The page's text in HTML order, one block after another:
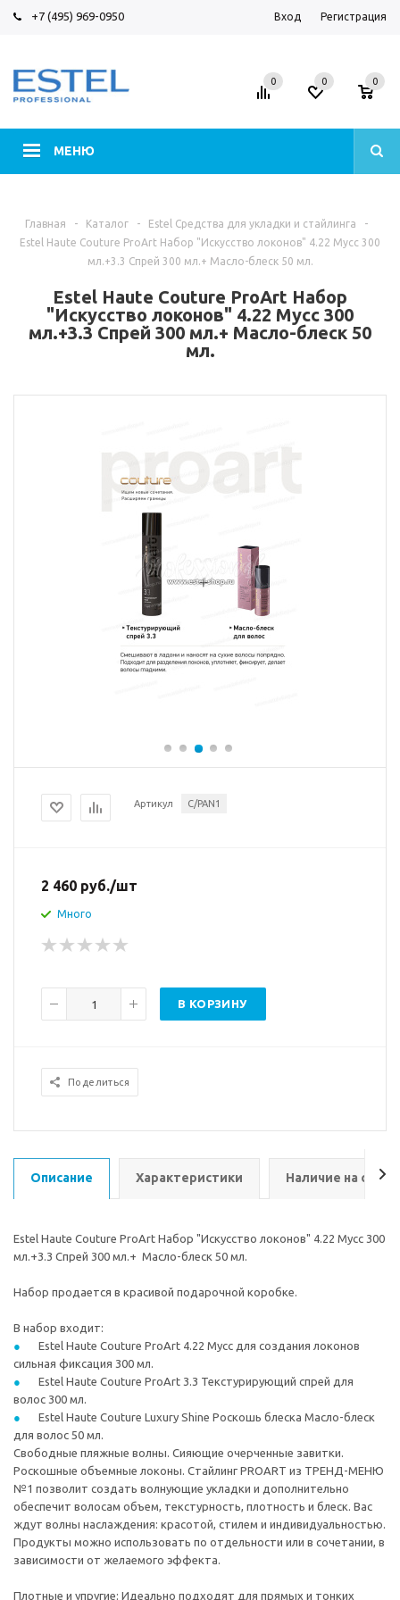
+7 (495) 969-0950 Вход Регистрация
МЕНЮ
0 0 0
Главная - Каталог - Estel Средства для укладки и стайлинга
-
Estel Haute Couture ProArt Набор "Искусство локонов" 4.22 Мусс 300
мл.+3.3 Спрей 300 мл.+ Масло-блеск 50 мл.
Estel Haute Couture ProArt Набор
"Искусство локонов" 4.22 Мусс 300
мл.+3.3 Спрей 300 мл.+ Масло-блеск 50
мл.
Артикул C/PAN1
2 460 руб./шт
Много
В КОРЗИНУ
Поделиться
Описание Характеристики Наличие на
Estel Haute Couture ProArt Набор "Искусство локонов" 4.22 Мусс 300
мл.+3.3 Спрей 300 мл.+ Масло-блеск 50 мл.
Набор продается в красивой подарочной коробке.
В набор входит:
Estel Haute Couture ProArt 4.22 Мусс для создания локонов
сильная фиксация 300 мл.
Estel Haute Couture ProArt 3.3 Текстурирующий спрей для
волос 300 мл.
Estel Haute Couture Luxury Shine Роскошь блеска Масло-блеск
для волос 50 мл.
Свободные пляжные волны. Сияющие очерченные завитки.
Роскошные объемные локоны. Стайлинг PROART из ТРЕНД-МЕНЮ
№1 позволит создать волнующие укладки и дополнительно
обеспечит волосам объем, текстурность, плотность и блеск. Вас
ждут волны наслаждения: красотой, стилем и индивидуальностью.
Продукты можно использовать по отдельности или в сочетании, в
зависимости от желаемого эффекта.
Плотные и упругие: Идеально подходят для прямых и тонких